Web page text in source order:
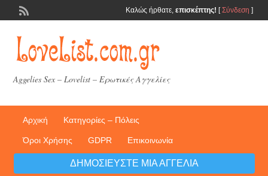
Καλώς ήρθατε, επισκέπτης! [Σύνδεση ]
Aggelies Sex – Lovelist – Ερωτικές Αγγελίες
Αρχική Κατηγορίες – Πόλεις
Όροι Χρήσης GDPR Επικοινωνία
ΔΗΜΟΣΙΕΎΣΤΕ ΜΙΑ ΑΓΓΕΛΊΑ